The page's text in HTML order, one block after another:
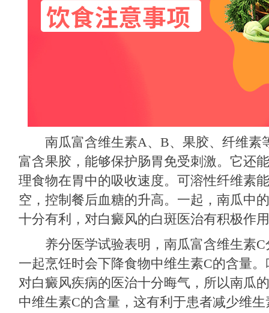
南瓜富含维生素A、B、果胶、纤维素
富含果胶，能够保护肠胃免受刺激。它还
理食物在胃中的吸收速度。可溶性纤维素
空，控制餐后血糖的升高。一起，南瓜中
十分有利，对白癜风的白斑医治有积极作
养分医学试验表明，南瓜富含维生素C
一起烹饪时会下降食物中维生素C的含量
对白癜风疾病的医治十分晦气，所以南瓜
中维生素C的含量，这有利于患者减少维